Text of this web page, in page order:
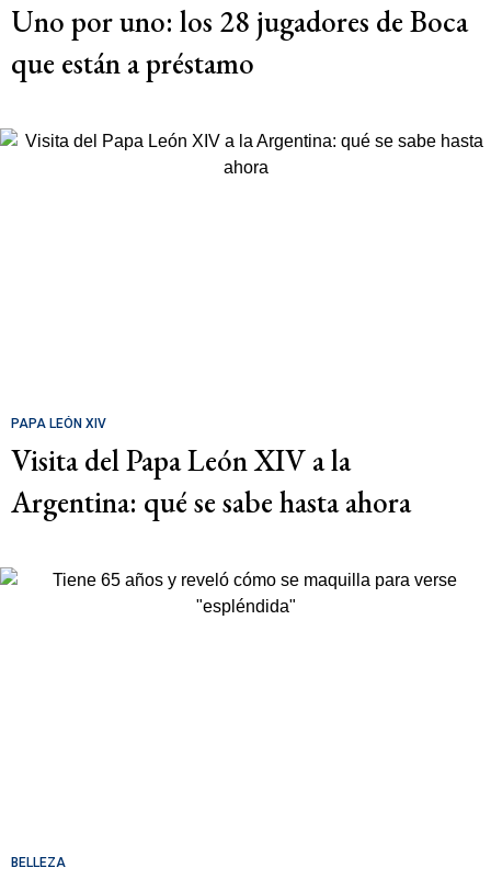
Uno por uno: los 28 jugadores de Boca
que están a préstamo
PAPA LEÓN XIV
Visita del Papa León XIV a la
Argentina: qué se sabe hasta ahora
BELLEZA